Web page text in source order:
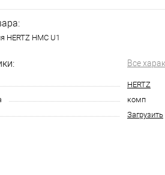
HERTZ HMC U1
Все
HERTZ
комп
Загрузить